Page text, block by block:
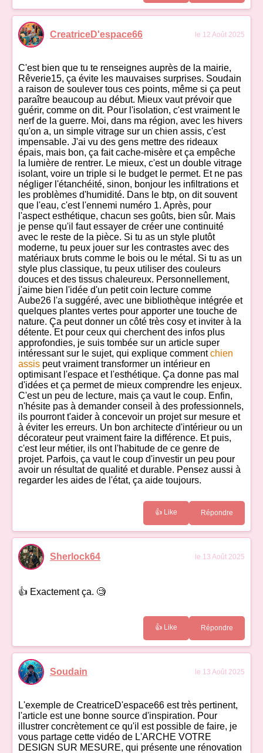
CreatriceD'espace66 le 12 Août 2025
C'est bien que tu te renseignes auprès de la mairie,
Rêverie15, ça évite les mauvaises surprises. Soudain
a raison de soulever tous ces points, même si ça peut
paraître beaucoup au début. Mieux vaut prévoir que
guérir, comme on dit. Pour l'isolation, c'est vraiment le
nerf de la guerre. Moi, dans ma région, avec les hivers
qu'on a, un simple vitrage sur un chien assis, c'est
impensable. J'ai vu des gens mettre des rideaux
épais, mais bon, ça fait cache-misère et ça empêche
la lumière de rentrer. Le mieux, c'est un double vitrage
isolant, voire un triple si le budget le permet. Et ne pas
négliger l'étanchéité, sinon, bonjour les infiltrations et
les problèmes d'humidité. Dans le btp, on dit souvent
que l'eau, c'est l'ennemi numéro 1. Après, pour
l'aspect esthétique, chacun ses goûts, bien sûr. Mais
je pense qu'il faut essayer de créer une continuité
avec le reste de la pièce. Si tu as un style plutôt
moderne, tu peux jouer sur les contrastes avec des
matériaux bruts comme le bois ou le métal. Si tu as un
style plus classique, tu peux utiliser des couleurs
douces et des tissus chaleureux. Personnellement,
j'aime bien l'idée d'un petit coin lecture comme
Aube26 l'a suggéré, avec une bibliothèque intégrée et
quelques plantes vertes pour apporter une touche de
nature. Ça peut donner un côté très cosy et inviter à la
détente. Et pour ceux qui cherchent des infos plus
approfondies, je suis tombée sur un article super
intéressant sur le sujet, qui explique commentchien
assis peut vraiment transformer un intérieur en
optimisant l'espace et l'esthétique. Ça donne pas mal
d'idées et ça permet de mieux comprendre les enjeux.
C'est un peu de lecture, mais ça vaut le coup. Enfin,
n'hésite pas à demander conseil à des professionnels,
ils pourront t'aider à concevoir un projet sur mesure et
à éviter les erreurs. Un bon architecte d'intérieur ou un
décorateur peut vraiment faire la différence. Et puis,
c'est leur métier, ils ont l'habitude de ce genre de
projet. Parfois, ça vaut le coup d'investir un peu pour
avoir un résultat de qualité et durable. Pensez aussi à
regarder les aides de l'état, ça aide toujours.
👍 Like Répondre
Sherlock64 le 13 Août 2025
👍 Exactement ça. 🧐
👍 Like Répondre
Soudain le 13 Août 2025
L'exemple de CreatriceD'espace66 est très pertinent,
l'article est une bonne source d'inspiration. Pour
illustrer concrètement ce qu'il est possible de faire, je
vous partage cette vidéo de L'ARCHE VOTRE
DESIGN SUR MESURE, qui présente une rénovation